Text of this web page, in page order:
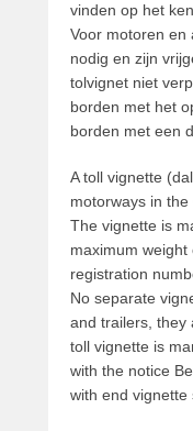
a
t
s
t
o
p
1
f
e
b
r
u
a
r
i
2
vinden op het
Voor motoren en
nodig en zijn
tolvignet niet
borden met het
borden met een
A toll vignette
motorways in the
The vignette is
maximum
registration
No separate
and trailers, they
toll vignette is
with the notice
with end vignette